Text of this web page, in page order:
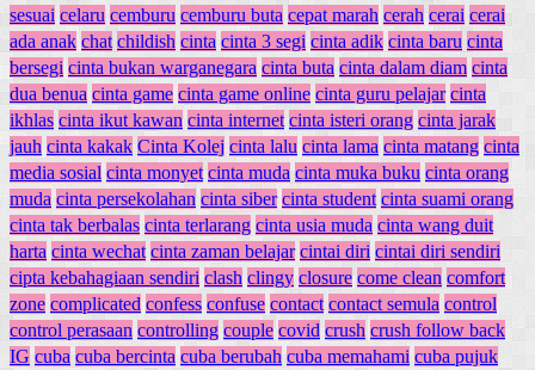
sesuai celaru cemburu cemburu buta cepat marah cerah cerai cerai
ada anak chat childish cinta cinta 3 segi cinta adik cinta baru cinta
bersegi cinta bukan warganegara cinta buta cinta dalam diam cinta
dua benua cinta game cinta game online cinta guru pelajar cinta
ikhlas cinta ikut kawan cinta internet cinta isteri orang cinta jarak
jauh cinta kakak Cinta Kolej cinta lalu cinta lama cinta matang cinta
media sosial cinta monyet cinta muda cinta muka buku cinta orang
muda cinta persekolahan cinta siber cinta student cinta suami orang
cinta tak berbalas cinta terlarang cinta usia muda cinta wang duit
harta cinta wechat cinta zaman belajar cintai diri cintai diri sendiri
cipta kebahagiaan sendiri clash clingy closure come clean comfort
zone complicated confess confuse contact contact semula control
control perasaan controlling couple covid crush crush follow back
IG cuba cuba bercinta cuba berubah cuba memahami cuba pujuk